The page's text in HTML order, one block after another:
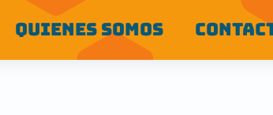
QUIENES SOMOS